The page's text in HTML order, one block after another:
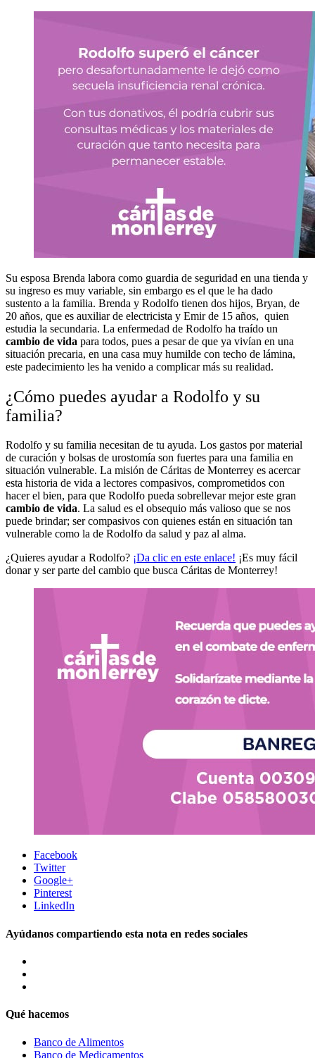
Su esposa Brenda labora como guardia de seguridad en una tienda y
su ingreso es muy variable, sin embargo es el que le ha dado
sustento a la familia. Brenda y Rodolfo tienen dos hijos, Bryan, de
20 años, que es auxiliar de electricista y Emir de 15 años, quien
estudia la secundaria. La enfermedad de Rodolfo ha traído un
cambio de vida para todos, pues a pesar de que ya vivían en una
situación precaria, en una casa muy humilde con techo de lámina,
este padecimiento les ha venido a complicar más su realidad.
¿Cómo puedes ayudar a Rodolfo y su
familia?
Rodolfo y su familia necesitan de tu ayuda. Los gastos por material
de curación y bolsas de urostomía son fuertes para una familia en
situación vulnerable. La misión de Cáritas de Monterrey es acercar
esta historia de vida a lectores compasivos, comprometidos con
hacer el bien, para que Rodolfo pueda sobrellevar mejor este gran
cambio de vida. La salud es el obsequio más valioso que se nos
puede brindar; ser compasivos con quienes están en situación tan
vulnerable como la de Rodolfo da salud y paz al alma.
¿Quieres ayudar a Rodolfo? ¡Da clic en este enlace! ¡Es muy fácil
donar y ser parte del cambio que busca Cáritas de Monterrey!
Facebook
Twitter
Google+
Pinterest
LinkedIn
Ayúdanos compartiendo esta nota en redes sociales
Qué hacemos
Banco de Alimentos
Banco de Medicamentos